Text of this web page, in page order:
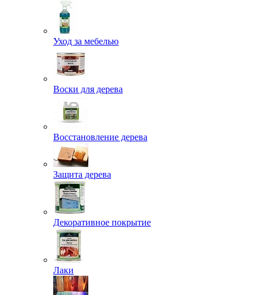
Уход за мебелью
Воски для дерева
Восстановление дерева
Защита дерева
Декоративное покрытие
Лаки